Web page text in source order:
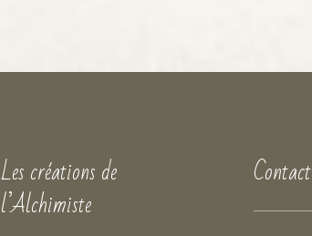
Les créations de
l’Alchimiste
Contact